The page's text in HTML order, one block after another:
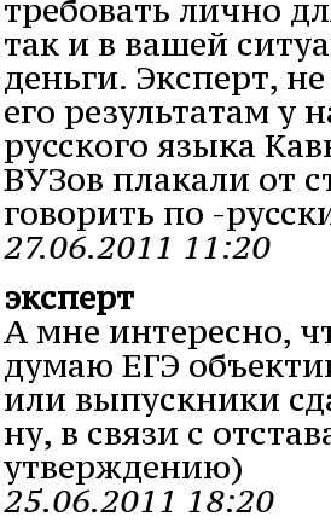
требовать лично
так и в вашей
деньги. Эксперт,
его результатам у
русского языка
ВУЗов плакали от
говорить по -
27.06.2011 11:20
эксперт
А мне интересно,
думаю ЕГЭ
или выпускники
ну, в связи с
утверждению)
25.06.2011 18:20